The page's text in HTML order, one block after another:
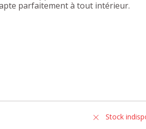
parfaitement à tout intérieur.
Stock